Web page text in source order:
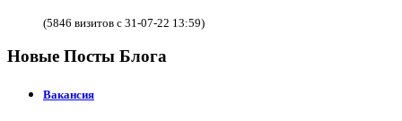
(5846 визитов с 31-07-22 13:59)
Новые Посты Блога
Вакансия